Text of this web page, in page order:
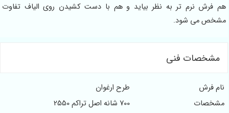
هم فرش نرم تر به نظر بیاید و هم با دست کشیدن روی الیاف تفاوت
مشخص می شود.
مشخصات فنی
نام فرش
طرح ارغوان
مشخصات
700 شانه اصل تراکم 2550